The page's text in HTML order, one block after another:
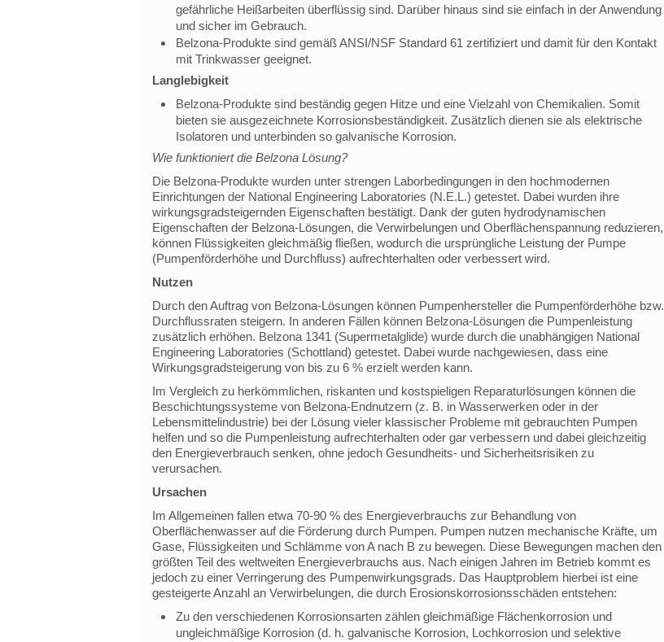
gefährliche Heißarbeiten überflüssig sind. Darüber hinaus sind sie einfach in der Anwendung
und sicher im Gebrauch.
Belzona-Produkte sind gemäß ANSI/NSF Standard 61 zertifiziert und damit für den Kontakt
mit Trinkwasser geeignet.
Langlebigkeit
Belzona-Produkte sind beständig gegen Hitze und eine Vielzahl von Chemikalien. Somit
bieten sie ausgezeichnete Korrosionsbeständigkeit. Zusätzlich dienen sie als elektrische
Isolatoren und unterbinden so galvanische Korrosion.
Wie funktioniert die Belzona Lösung?
Die Belzona-Produkte wurden unter strengen Laborbedingungen in den hochmodernen
Einrichtungen der National Engineering Laboratories (N.E.L.) getestet. Dabei wurden ihre
wirkungsgradsteigernden Eigenschaften bestätigt. Dank der guten hydrodynamischen
Eigenschaften der Belzona-Lösungen, die Verwirbelungen und Oberflächenspannung reduzieren,
können Flüssigkeiten gleichmäßig fließen, wodurch die ursprüngliche Leistung der Pumpe
(Pumpenförderhöhe und Durchfluss) aufrechterhalten oder verbessert wird.
Nutzen
Durch den Auftrag von Belzona-Lösungen können Pumpenhersteller die Pumpenförderhöhe bzw.
Durchflussraten steigern. In anderen Fällen können Belzona-Lösungen die Pumpenleistung
zusätzlich erhöhen. Belzona 1341 (Supermetalglide) wurde durch die unabhängigen National
Engineering Laboratories (Schottland) getestet. Dabei wurde nachgewiesen, dass eine
Wirkungsgradsteigerung von bis zu 6 % erzielt werden kann.
Im Vergleich zu herkömmlichen, riskanten und kostspieligen Reparaturlösungen können die
Beschichtungssysteme von Belzona-Endnutzern (z. B. in Wasserwerken oder in der
Lebensmittelindustrie) bei der Lösung vieler klassischer Probleme mit gebrauchten Pumpen
helfen und so die Pumpenleistung aufrechterhalten oder gar verbessern und dabei gleichzeitig
den Energieverbrauch senken, ohne jedoch Gesundheits- und Sicherheitsrisiken zu
verursachen.
Ursachen
Im Allgemeinen fallen etwa 70-90 % des Energieverbrauchs zur Behandlung von
Oberflächenwasser auf die Förderung durch Pumpen. Pumpen nutzen mechanische Kräfte, um
Gase, Flüssigkeiten und Schlämme von A nach B zu bewegen. Diese Bewegungen machen den
größten Teil des weltweiten Energieverbrauchs aus. Nach einigen Jahren im Betrieb kommt es
jedoch zu einer Verringerung des Pumpenwirkungsgrads. Das Hauptproblem hierbei ist eine
gesteigerte Anzahl an Verwirbelungen, die durch Erosionskorrosionsschäden entstehen:
Zu den verschiedenen Korrosionsarten zählen gleichmäßige Flächenkorrosion und
ungleichmäßige Korrosion (d. h. galvanische Korrosion, Lochkorrosion und selektive